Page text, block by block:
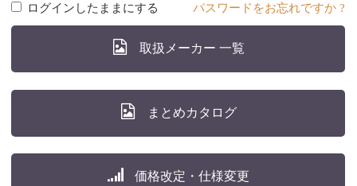
ログインしたままにする パスワードをお忘れですか ?
取扱メーカー 一覧
まとめカタログ
価格改定・仕様変更